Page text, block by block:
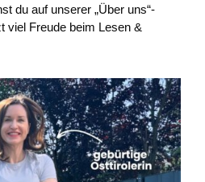
du auf unserer „Über uns“-
viel Freude beim Lesen &